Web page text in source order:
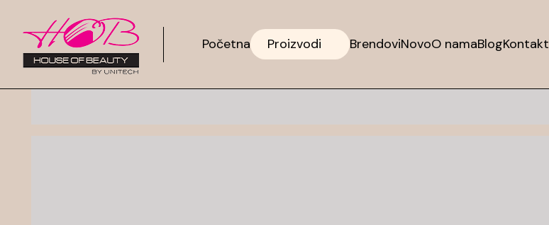
Početna Proizvodi BrendoviNovoO namaBlogKontakt